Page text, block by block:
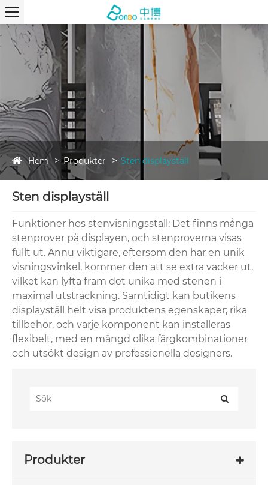
Hem Produkter Sten displayställ
Sten displayställ
Funktioner hos stenvisningsställ: Det finns många
stenprover på displayen, och stenproverna visas
fullt ut. Ännu viktigare, eftersom den har en unik
visningsvinkel, kommer den att se extra vacker ut,
vilket kan lyfta fram det unika med stenen i
maximal utsträckning. Samtidigt kan butikens
displayställ helt visa produktens egenskaper; rika
tillbehör, och varje komponent kan installeras
flexibelt, med en mängd olika färgkombinationer
och utsökt design av professionella designers.
Produkter